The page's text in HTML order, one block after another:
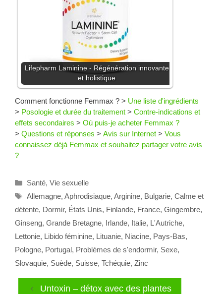
Lifepharm Laminine - Régénération innovante
et holistique
Comment fonctionne Femmax ? > Une liste d'ingrédients
> Posologie et durée du traitement > Contre-indications et
effets secondaires > Où puis-je acheter Femmax ?
> Questions et réponses > Avis sur Internet > Vous
connaissez déjà Femmax et souhaitez partager votre avis
?
Catégories
Santé, Vie sexuelle
Étiquettes
Allemagne, Aphrodisiaque, Arginine, Bulgarie, Calme et
détente, Dormir, États Unis, Finlande, France, Gingembre,
Ginseng, Grande Bretagne, Irlande, Italie, L'Autriche,
Lettonie, Libido féminine, Lituanie, Niacine, Pays-Bas,
Pologne, Portugal, Problèmes de s'endormir, Sexe,
Slovaquie, Suède, Suisse, Tchéquie, Zinc
Untoxin – détox avec des plantes